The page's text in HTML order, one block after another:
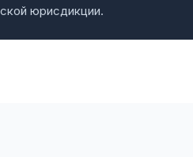
юрисдикции.